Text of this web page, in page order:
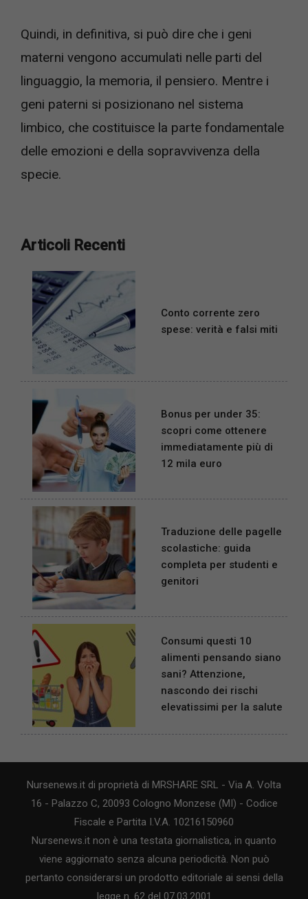
Quindi, in definitiva, si può dire che i geni
materni vengono accumulati nelle parti del
linguaggio, la memoria, il pensiero. Mentre i
geni paterni si posizionano nel sistema
limbico, che costituisce la parte fondamentale
delle emozioni e della sopravvivenza della
specie.
Articoli Recenti
Conto corrente zero
spese: verità e falsi miti
Bonus per under 35:
scopri come ottenere
immediatamente più di
12 mila euro
Traduzione delle pagelle
scolastiche: guida
completa per studenti e
genitori
Consumi questi 10
alimenti pensando siano
sani? Attenzione,
nascondo dei rischi
elevatissimi per la salute
Nursenews.it di proprietà di MRSHARE SRL - Via A. Volta
16 - Palazzo C, 20093 Cologno Monzese (MI) - Codice
Fiscale e Partita I.V.A. 10216150960
Nursenews.it non è una testata giornalistica, in quanto
viene aggiornato senza alcuna periodicità. Non può
pertanto considerarsi un prodotto editoriale ai sensi della
legge n. 62 del 07.03.2001